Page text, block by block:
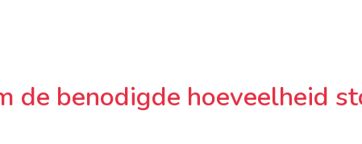
de benodigde hoeveelheid